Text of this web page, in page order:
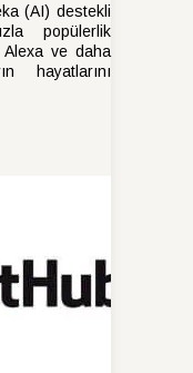
(AI) destekli
popülerlik
Alexa ve daha
hayatlarını